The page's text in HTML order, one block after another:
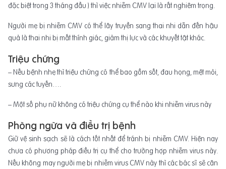
đặc biệt trong 3 tháng đầu ) thì việc nhiễm CMV lại là rất nghiêm trọng.
Người mẹ bị nhiễm CMV có thể lây truyền sang thai nhi dẫn đến hậu
quả là thai nhi bị mất thính giác, giảm thị lực và các khuyết tật khác.
Triệu chứng
– Nếu bệnh nhẹ thì triệu chứng có thể bao gồm sốt, đau họng, mệt mỏi,
sưng các tuyến….
– Một số phụ nữ không có triệu chứng cụ thể nào khi nhiễm virus này
Phòng ngừa và điều trị bệnh
Giữ vệ sinh sạch sẽ là cách tốt nhất để tránh bị nhiễm CMV. Hiện nay
chưa có phương pháp điều trị cụ thể cho trường hợp nhiễm virus này.
Nếu không may người mẹ bị nhiễm virus CMV này thì các bác sĩ sẽ cân